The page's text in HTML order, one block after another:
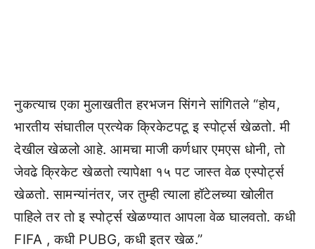
नुकत्याच एका मुलाखतीत हरभजन सिंगने सांगितले “होय,
भारतीय संघातील प्रत्येक क्रिकेटपटू इ स्पोर्ट्स खेळतो. मी
देखील खेळलो आहे. आमचा माजी कर्णधार एमएस धोनी, तो
जेवढे क्रिकेट खेळतो त्यापेक्षा १५ पट जास्त वेळ एस्पोर्ट्स
खेळतो. सामन्यांनंतर, जर तुम्ही त्याला हॉटेलच्या खोलीत
पाहिले तर तो इ स्पोर्ट्स खेळण्यात आपला वेळ घालवतो. कधी
FIFA , कधी PUBG, कधी इतर खेळ.”